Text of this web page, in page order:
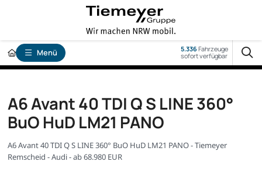
Menü 5.336Fahrzeuge
sofort verfügbar
A6 Avant 40 TDI Q S LINE 360°
BuO HuD LM21 PANO
A6 Avant 40 TDI Q S LINE 360° BuO HuD LM21 PANO - Tiemeyer
Remscheid - Audi - ab 68.980 EUR